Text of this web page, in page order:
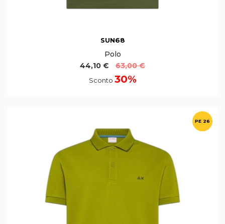
SUN68
Polo
44,10 €
63,00 €
Sconto 30%
PE 26